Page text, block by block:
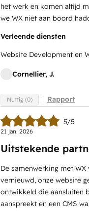
het werk en komen altijd
we WX niet aan boord
Verleende diensten
Website Development en
Cornellier, J.
Nuttig (0) Rapport
5/5
21 jan. 2026
Uitstekende
De samenwerking met
vernieuwd, onze website
ontwikkeld die aansluiten
aanspreekt en een CMS